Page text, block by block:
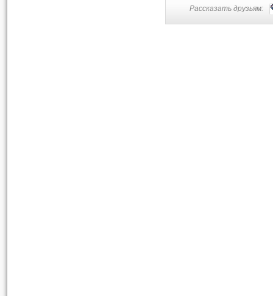
Рассказать друзьям: